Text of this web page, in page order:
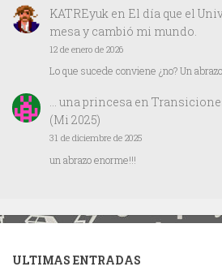
KATREyuk en El día que el
mesa y cambió mi mundo.
12 de enero de 2026
Lo que sucede conviene ¿no? Un
… una princesaen
(Mi 2025)
31 de diciembre de 2025
un abrazo enorme!!!
ULTIMAS ENTRADAS